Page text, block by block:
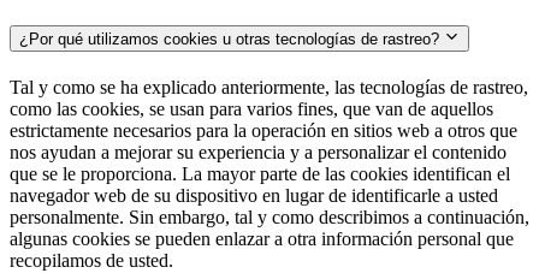
¿Por qué utilizamos cookies u otras tecnologías de rastreo?
Tal y como se ha explicado anteriormente, las tecnologías de rastreo,
como las cookies, se usan para varios fines, que van de aquellos
estrictamente necesarios para la operación en sitios web a otros que
nos ayudan a mejorar su experiencia y a personalizar el contenido
que se le proporciona. La mayor parte de las cookies identifican el
navegador web de su dispositivo en lugar de identificarle a usted
personalmente. Sin embargo, tal y como describimos a continuación,
algunas cookies se pueden enlazar a otra información personal que
recopilamos de usted.